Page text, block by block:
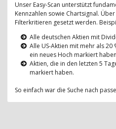
Unser Easy-Scan unterstützt
Kennzahlen sowie Chartsignal.
Filterkritieren gesetzt werden.
Alle deutschen Aktien mit
Alle US-Aktien mit mehr als
ein neues Hoch markiert haben
Aktien, die in den letzten 5
markiert haben.
So einfach war die Suche nach